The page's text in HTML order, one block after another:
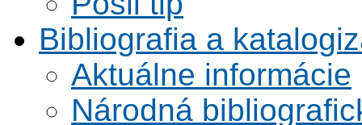
Bibliografia a
Aktuálne informácie
Národná